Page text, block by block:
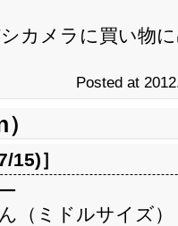
カメラに買い物
Posted at
15)］
（ミドルサイズ）